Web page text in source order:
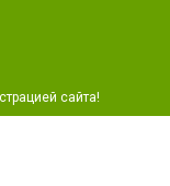
сайта!